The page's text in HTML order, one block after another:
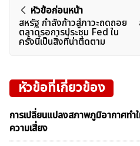
แนะแนว
เรื่อง
หัวข้อก่อนหน้า
สหรัฐ กำลังก้าวสู่ภาวะถดถอย
ตลาดรอการประชุม Fed ใน
ครั้งนี้เป็นสิ่งที่น่าติดตาม
หัวข้อที่เกี่ยวข้อง
การเปลี่ยนแปลงสภาพภูมิอากาศท
ความเสี่ยง